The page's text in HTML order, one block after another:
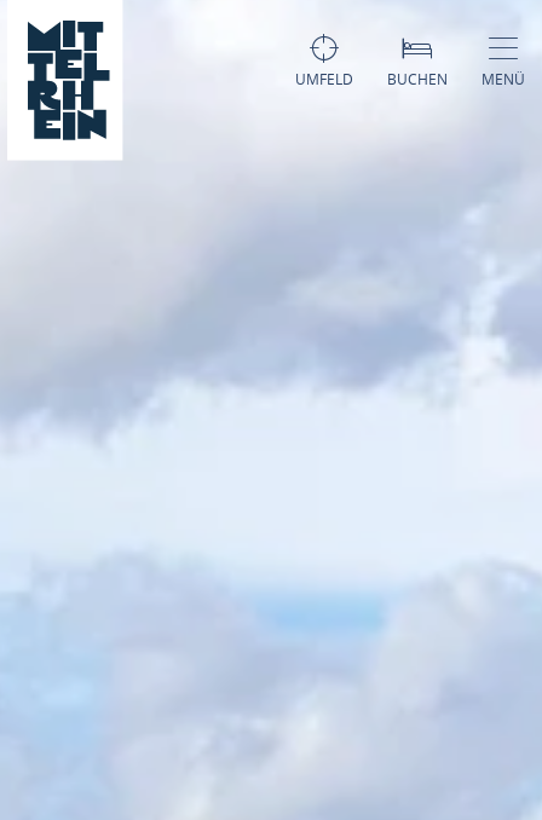
UMFELD BUCHEN MENÜ